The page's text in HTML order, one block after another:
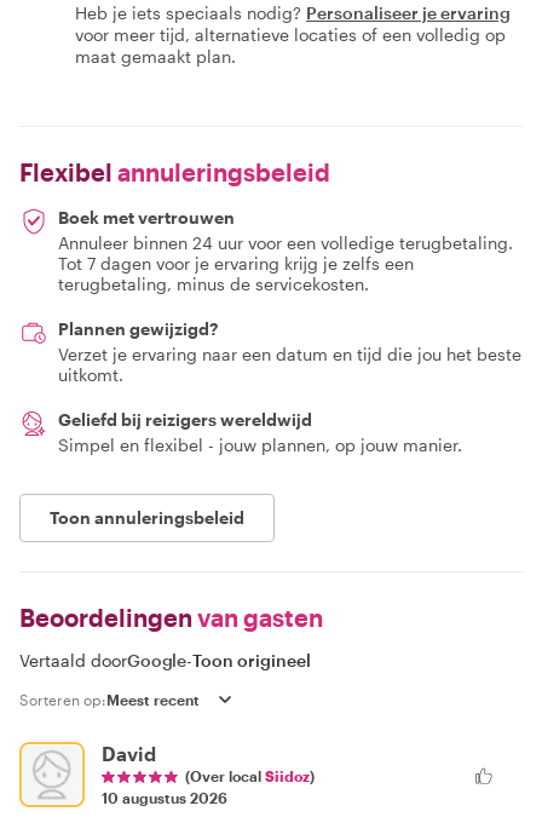
Heb je iets speciaals nodig? Personaliseer je ervaring
voor meer tijd, alternatieve locaties of een volledig op
maat gemaakt plan.
Flexibel annuleringsbeleid
Boek met vertrouwen
Annuleer binnen 24 uur voor een volledige terugbetaling.
Tot 7 dagen voor je ervaring krijg je zelfs een
terugbetaling, minus de servicekosten.
Plannen gewijzigd?
Verzet je ervaring naar een datum en tijd die jou het beste
uitkomt.
Geliefd bij reizigers wereldwijd
Simpel en flexibel - jouw plannen, op jouw manier.
Toon annuleringsbeleid
Beoordelingen van gasten
Vertaald doorGoogle-Toon origineel
Sorteren op:
David
(Over local Siidoz)
10 augustus 2026